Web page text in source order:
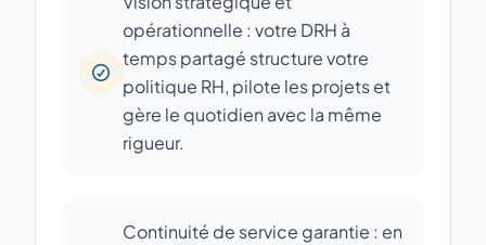
opérationnelle : votre DRH à
temps partagé structure votre
politique RH, pilote les projets et
gère le quotidien avec la même
rigueur.
Continuité de service garantie : en